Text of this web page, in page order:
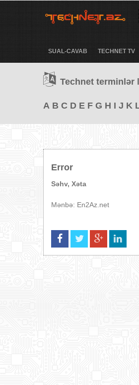
SUAL-CAVAB TECHNET TV
Technet terminlər
A B C D E F G H I J K
Error
Səhv, Xəta
Mənbə: En2Az.net